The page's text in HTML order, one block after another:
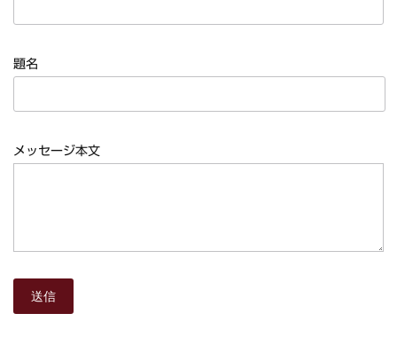
*NEW RELEASE (最新約3ヶ月)
ジャーニー / 1979年5月8+9日 ...
*NEW RELEASE (最新約3ヶ月)
ウォーニング / 2024年4月22日 ...
リアム・ギャラガー / 2024年6月3...
スコーピオンズ / 2024年6月15日...
*NEW RELEASE (最新約3ヶ月)
題名
メッセージ本文